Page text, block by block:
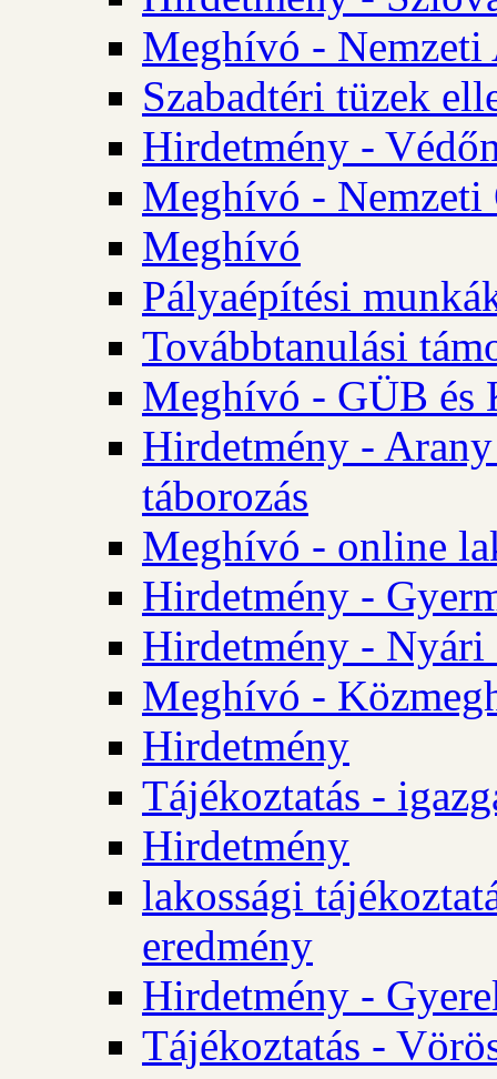
Meghívó - Nemzeti
Szabadtéri tüzek
Hirdetmény -
Meghívó - Nemzeti
Meghívó
Pályaépítési
Továbbtanulási
Meghívó - GÜB és
Hirdetmény - Arany
táborozás
Meghívó - online
Hirdetmény -
Hirdetmény - Nyári
Meghívó -
Hirdetmény
Tájékoztatás -
Hirdetmény
lakossági
eredmény
Hirdetmény -
Tájékoztatás -